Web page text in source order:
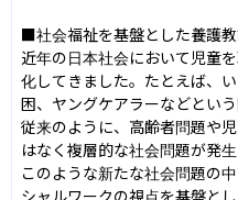
■社会福祉を基盤とした養護
近年の日本社会において児童
化してきました。たとえば、
困、ヤングケアラーなどとい
従来のように、高齢者問題や
はなく複層的な社会問題が発生
このような新たな社会問題の
シャルワークの視点を基盤と